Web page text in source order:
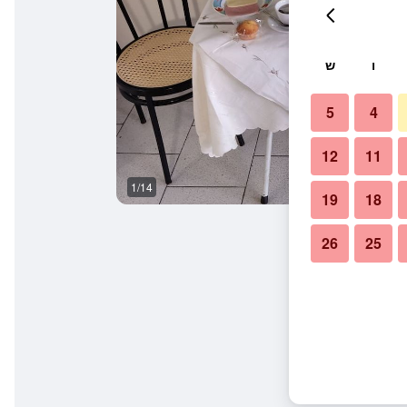
1/14
ו ש
4
5
11
12
18
19
25
26